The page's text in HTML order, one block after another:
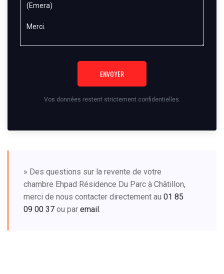
ENVOYER
Vos données restent strictement confidentielles.
» Des questions sur la revente de votre
chambre Ehpad Résidence Du Parc à Châtillon,
merci de nous contacter directement au 01 85
09 00 37 ou par email